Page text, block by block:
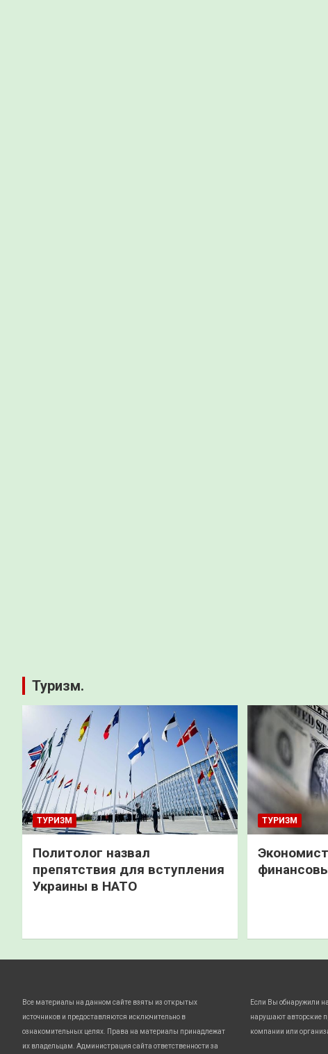
Туризм.
ТУРИЗМ
Политолог назвал
препятствия для вступления
Украины в НАТО
ТУРИЗМ
Все материалы на данном сайте взяты из открытых
источников и предоставляются исключительно в
ознакомительных целях. Права на материалы принадлежат
их владельцам. Администрация сайта ответственности за
Если Вы обнаружили
нарушают авторские
компании или